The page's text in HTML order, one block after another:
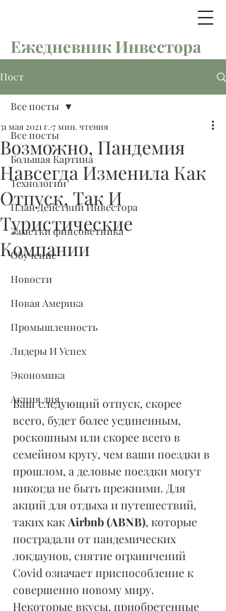
Ежедневник Инвестора
Пост
Все посты
Большая Картина
Технологии
План Действий Инвестора
Заметки финсоветника
Обучение
Новости
Новая Америка
Промышленность
Лидеры И Успех
Экономика
Акция дня
Все посты
Возможно, Пандемия
Навсегда Изменила Как
Отпуск, Так И
Туристические
Компании
31 мая 2021 г. 7 мин. чтения
Ваш следующий отпуск, скорее
всего, будет более уединенным,
роскошным или скорее всего в
семейном кругу, чем ваши поездки в
прошлом, а деловые поездки могут
никогда не быть прежними. Для
акций для отдыха и путешествий,
таких как Airbnb (ABNB), которые
пострадали от пандемических
локдаунов, снятие ограничений
Covid означает приспособление к
совершенно новому миру.
Некоторые вкусы, приобретенные